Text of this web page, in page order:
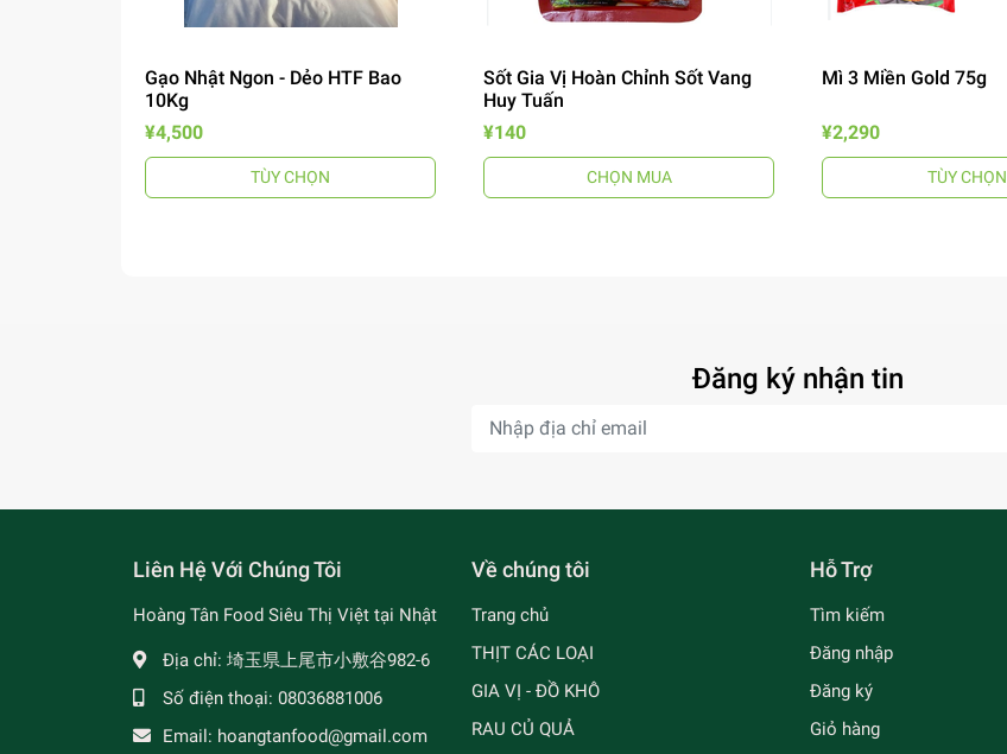
Gạo Nhật Ngon - Dẻo HTF Bao
10Kg
¥4,500
TÙY CHỌN
Sốt Gia Vị Hoàn Chỉnh Sốt Vang
Huy Tuấn
¥140
CHỌN MUA
Mì 3 Miền Gold 75g
¥2,290
TÙY CHỌN
Đăng ký nhận tin
Liên Hệ Với Chúng Tôi
Hoàng Tân Food Siêu Thị Việt tại Nhật
Địa chỉ: 埼玉県上尾市小敷谷982-6
Số điện thoại: 08036881006
Email: hoangtanfood@gmail.com
Về chúng tôi
Trang chủ
THỊT CÁC LOẠI
GIA VỊ - ĐỒ KHÔ
RAU CỦ QUẢ
Hỗ Trợ
Tìm kiếm
Đăng nhập
Đăng ký
Giỏ hàng